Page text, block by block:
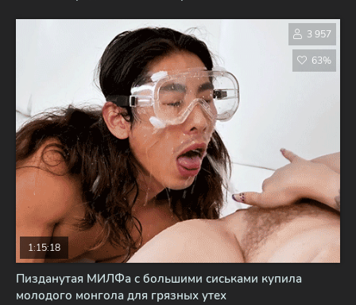
Пизданутая МИЛФа с большими сиськами купила
молодого монгола для грязных утех
1:15:18
3 957
63%